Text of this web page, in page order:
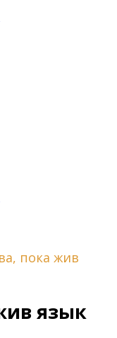
пока жив
язык